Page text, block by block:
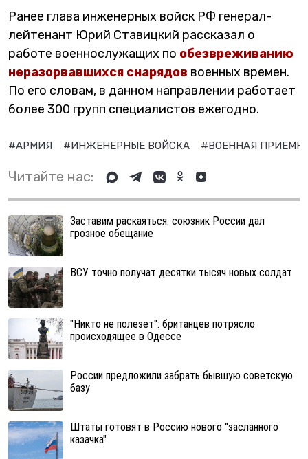
Ранее глава инженерных войск РФ генерал-
лейтенант Юрий Ставицкий рассказал о
работе военнослужащих по обезвреживанию
неразорвавшихся снарядов военных времен.
По его словам, в данном направлении работает
более 300 групп специалистов ежегодно.
#АРМИЯ #ИНЖЕНЕРНЫЕ ВОЙСКА #ВОЕННАЯ
Читайте нас:
Заставим раскаяться: союзник России дал
грозное обещание
ВСУ точно получат десятки тысяч новых солдат
"Никто не полезет": британцев потрясло
происходящее в Одессе
России предложили забрать бывшую советскую
базу
Штаты готовят в Россию нового "засланного
казачка"